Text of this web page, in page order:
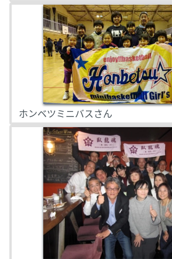
ホンベツミニバスさん